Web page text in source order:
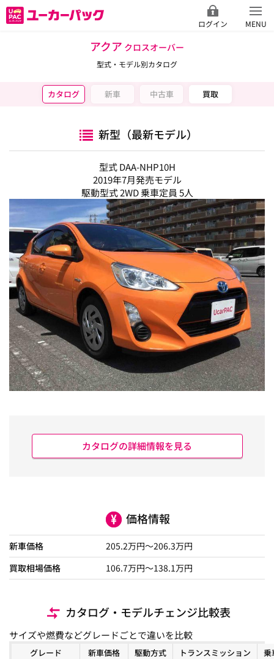
ログイン MENU
アクア クロスオーバー
型式・モデル別カタログ
カタログ 新車 中古車 買取
新型（最新モデル）
型式 DAA-NHP10H
2019年7月発売モデル
駆動型式 2WD 乗車定員 5人
カタログの詳細情報を見る
価格情報
新車価格 205.2万円～206.3万円
買取相場価格
106.7万円〜138.1 万円
カタログ・モデルチェンジ比較表
サイズや燃費などグレードごとで違いを比較
グレード 新車価格 駆動方式 トランスミッション
乗